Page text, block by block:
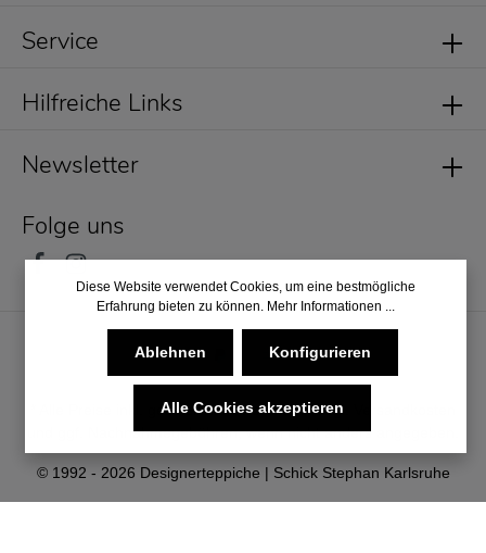
Service
Newsletter
Folge uns
Hilfreiche Links
© 1992 - 2026 Designerteppiche | Schick Stephan Karlsruhe
* Alle Preise inkl. gesetzl. Mehrwertsteuer zzgl.
und ggf. Nachnahmegebühren, wenn nicht anders angegeben.
Diese Website verwendet Cookies, um eine bestmögliche
Erfahrung bieten zu können. Mehr Informationen ...
Ablehnen Konfigurieren
Alle Cookies akzeptieren